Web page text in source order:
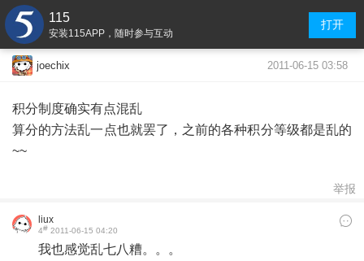
115
安装115APP，随时参与互动
打开
joechix 2011-06-15 03:58
积分制度确实有点混乱
算分的方法乱一点也就罢了，之前的各种积分等级都是乱的
~~
举报
liux
4# 2011-06-15 04:20
我也感觉乱七八糟。。。